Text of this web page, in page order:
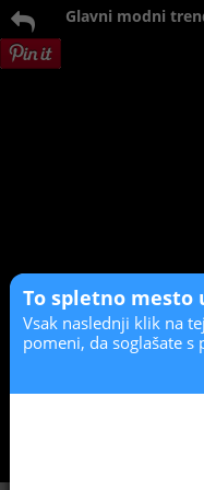
Glavni modni
To spletno mesto
Vsak naslednji klik na
pomeni, da soglašate s